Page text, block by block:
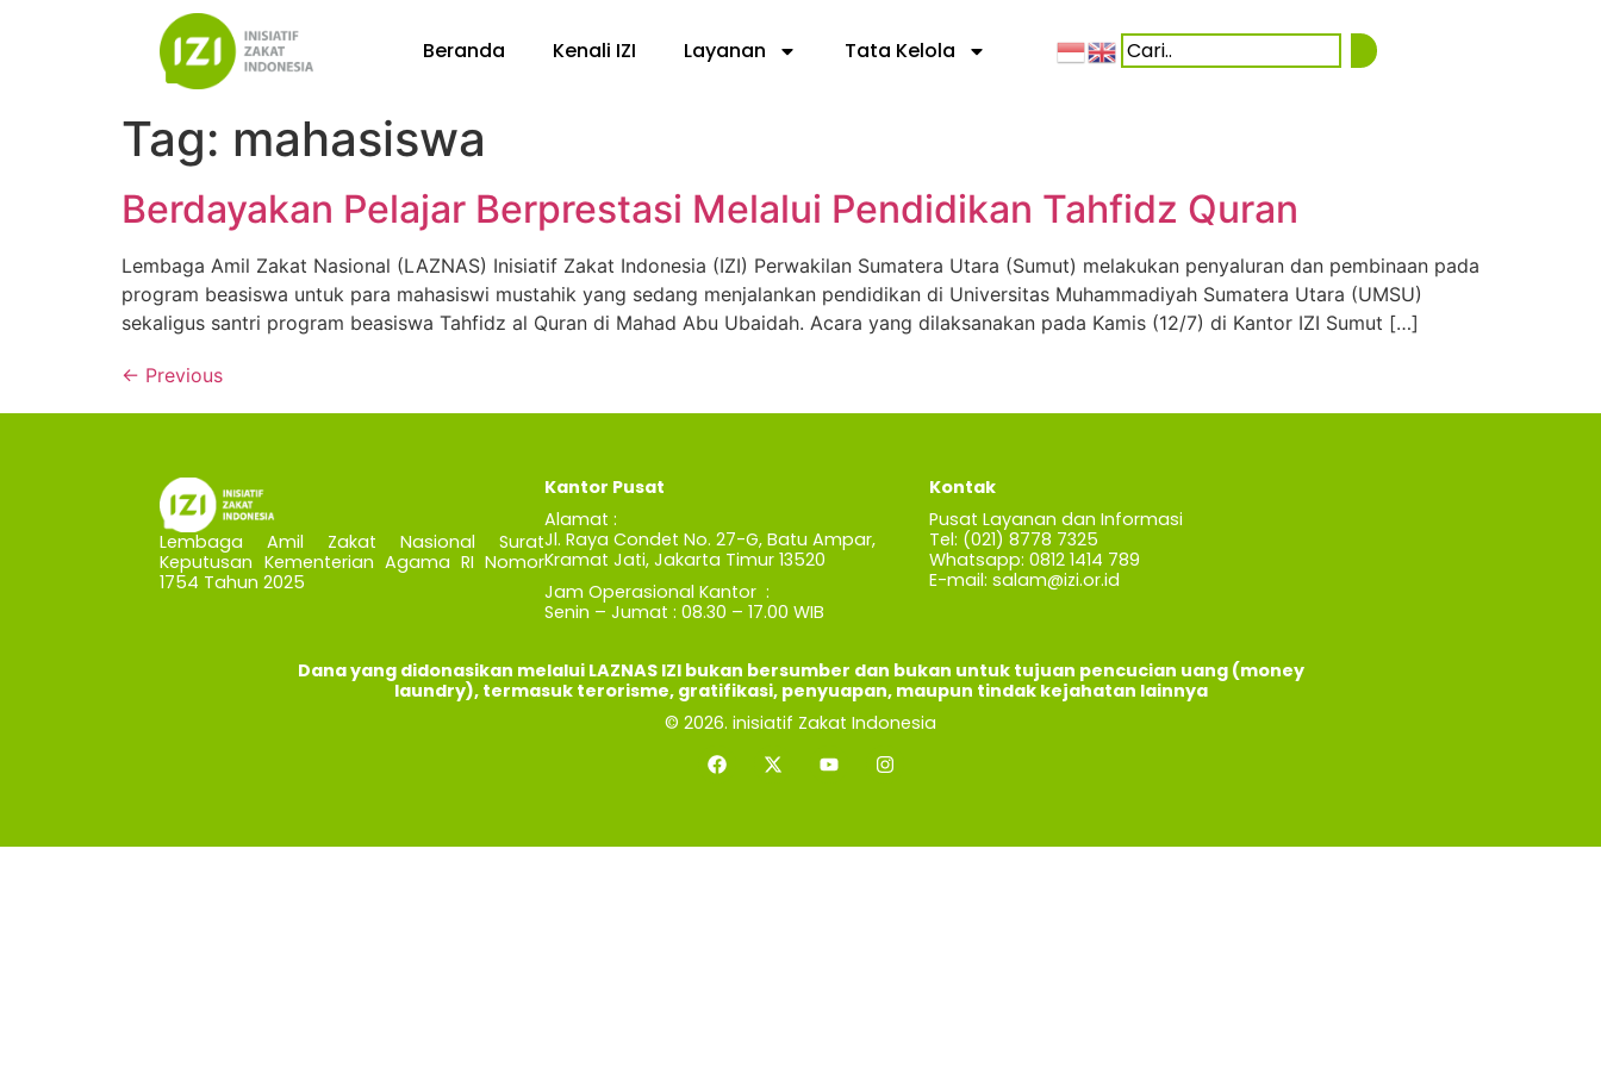
Beranda Kenali IZI Layanan Tata Kelola
Tag: mahasiswa
Berdayakan Pelajar Berprestasi Melalui Pendidikan Tahfidz Quran
Lembaga Amil Zakat Nasional (LAZNAS) Inisiatif Zakat Indonesia (IZI) Perwakilan Sumatera Utara (Sumut) melakukan penyaluran dan pembinaan pada
program beasiswa untuk para mahasiswi mustahik yang sedang menjalankan pendidikan di Universitas Muhammadiyah Sumatera Utara (UMSU)
sekaligus santri program beasiswa Tahfidz al Quran di Mahad Abu Ubaidah. Acara yang dilaksanakan pada Kamis (12/7) di Kantor IZI Sumut […]
← Previous
Lembaga Amil Zakat Nasional Surat
Keputusan Kementerian Agama RI Nomor
1754 Tahun 2025
Kantor Pusat
Alamat :
Jl. Raya Condet No. 27-G, Batu Ampar,
Kramat Jati, Jakarta Timur 13520
Jam Operasional Kantor :
Senin – Jumat : 08.30 – 17.00 WIB
Kontak
Pusat Layanan dan Informasi
Tel: (021) 8778 7325
Whatsapp: 0812 1414 789
E-mail: salam@izi.or.id
Dana yang didonasikan melalui LAZNAS IZI bukan bersumber dan bukan untuk tujuan pencucian uang (money
laundry), termasuk terorisme, gratifikasi, penyuapan, maupun tindak kejahatan lainnya
© 2026. inisiatif Zakat Indonesia